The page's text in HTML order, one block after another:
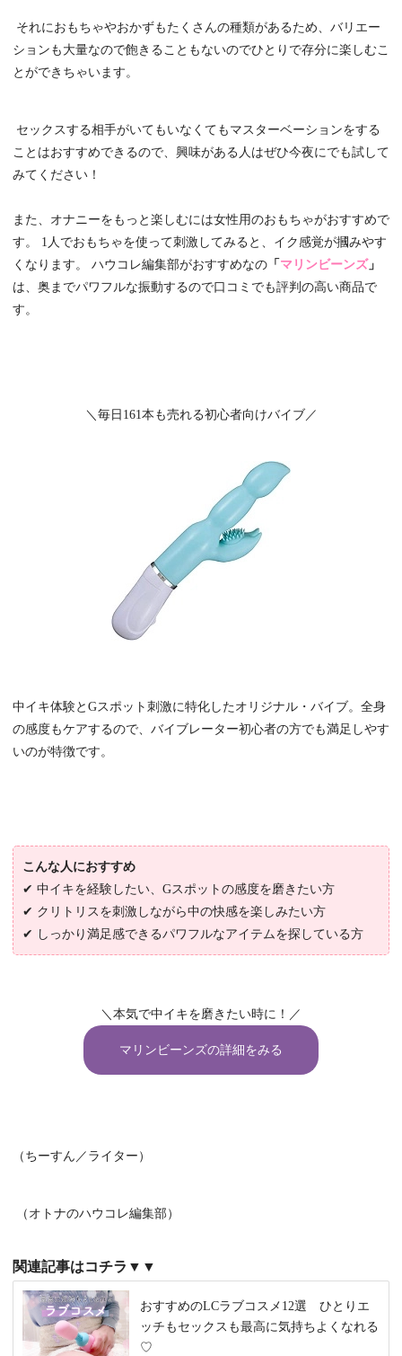
それにおもちゃやおかずもたくさんの種類があるため、バリエー
ションも大量なので飽きることもないのでひとりで存分に楽しむこ
とができちゃいます。
セックスする相手がいてもいなくてもマスターベーションをする
ことはおすすめできるので、興味がある人はぜひ今夜にでも試して
みてください！
また、オナニーをもっと楽しむには女性用のおもちゃがおすすめで
す。 1人でおもちゃを使って刺激してみると、イク感覚が摑みやす
くなります。 ハウコレ編集部がおすすめなの 「 マリンビーンズ 」
は、奥までパワフルな振動するので口コミでも評判の高い商品で
す。
＼毎日161本も売れる初心者向けバイブ／
中イキ体験とGスポット刺激に特化したオリジナル・バイブ。全身
の感度もケアするので、バイブレーター初心者の方でも満足しやす
いのが特徴です。
こんな人におすすめ
✔ 中イキを経験したい、Gスポットの感度を磨きたい方
✔ クリトリスを刺激しながら中の快感を楽しみたい方
✔ しっかり満足感できるパワフルなアイテムを探している方
＼本気で中イキを磨きたい時に！／
マリンビーンズの詳細をみる
（ちーすん／ライター）
（オトナのハウコレ編集部）
関連記事はコチラ▼▼
おすすめのLCラブコスメ12選 ひとりエ
ッチもセックスも最高に気持ちよくなれる
♡